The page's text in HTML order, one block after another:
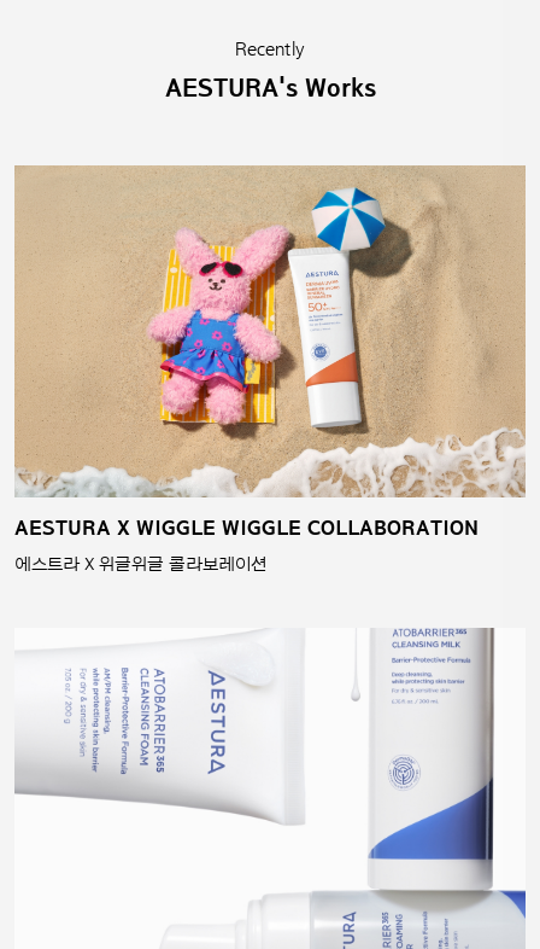
Recently
AESTURA's Works
AESTURA X WIGGLE WIGGLE COLLABORATION
에스트라 X 위글위글 콜라보레이션